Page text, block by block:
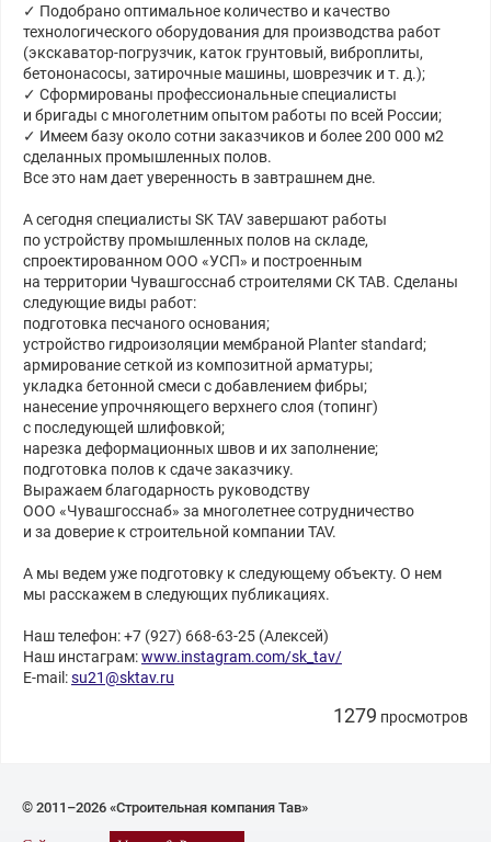
✓ Подобрано оптимальное количество и качество
технологического оборудования для производства работ
(экскаватор-погрузчик, каток грунтовый, виброплиты,
бетононасосы, затирочные машины, шоврезчик и т. д.);
✓ Сформированы профессиональные специалисты
и бригады с многолетним опытом работы по всей России;
✓ Имеем базу около сотни заказчиков и более 200 000 м2
сделанных промышленных полов.
Все это нам дает уверенность в завтрашнем дне.
А сегодня специалисты SK TAV завершают работы
по устройству промышленных полов на складе,
спроектированном ООО «УСП» и построенным
на территории Чувашгосснаб строителями СК ТАВ. Сделаны
следующие виды работ:
подготовка песчаного основания;
устройство гидроизоляции мембраной Planter standard;
армирование сеткой из композитной арматуры;
укладка бетонной смеси с добавлением фибры;
нанесение упрочняющего верхнего слоя (топинг)
с последующей шлифовкой;
нарезка деформационных швов и их заполнение;
подготовка полов к сдаче заказчику.
Выражаем благодарность руководству
ООО «Чувашгосснаб» за многолетнее сотрудничество
и за доверие к строительной компании TAV.
А мы ведем уже подготовку к следующему объекту. О нем
мы расскажем в следующих публикациях.
Наш телефон: +7 (927) 668-63-25 (Алексей)
Наш инстаграм:www.instagram.com/sk_tav/
E-mail:su21@sktav.ru
1279 просмотров
© 2011–2026 «Строительная компания Тав»